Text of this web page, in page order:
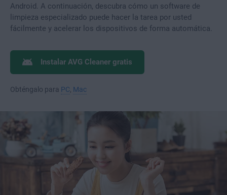
Android. A continuación, descubra cómo un software de
limpieza especializado puede hacer la tarea por usted
fácilmente y acelerar los dispositivos de forma automática.
Instalar AVG Cleaner gratis
Obténgalo para PC Mac